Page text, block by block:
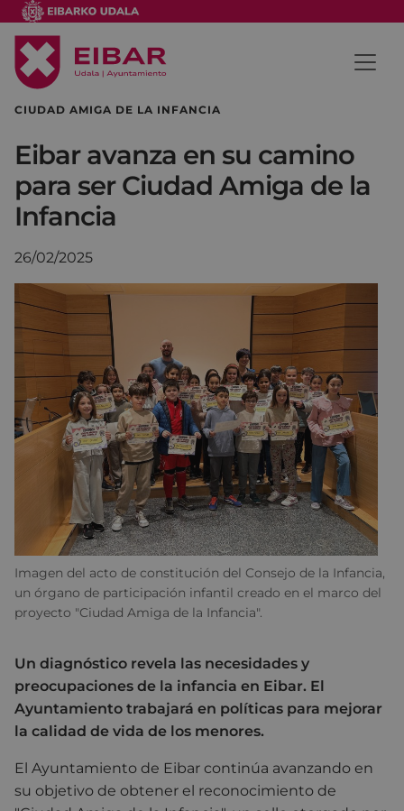
CIUDAD AMIGA DE LA INFANCIA
Eibar avanza en su camino
para ser Ciudad Amiga de la
Infancia
26/02/2025
Imagen del acto de constitución del Consejo de la Infancia,
un órgano de participación infantil creado en el marco del
proyecto "Ciudad Amiga de la Infancia".
Un diagnóstico revela las necesidades y
preocupaciones de la infancia en Eibar. El
Ayuntamiento trabajará en políticas para mejorar
la calidad de vida de los menores.
El Ayuntamiento de Eibar continúa avanzando en
su objetivo de obtener el reconocimiento de